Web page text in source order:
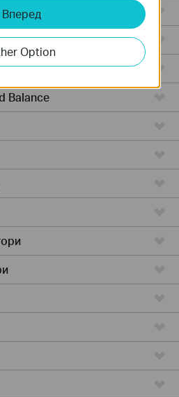
навантаження
Balance
Вперед
Option